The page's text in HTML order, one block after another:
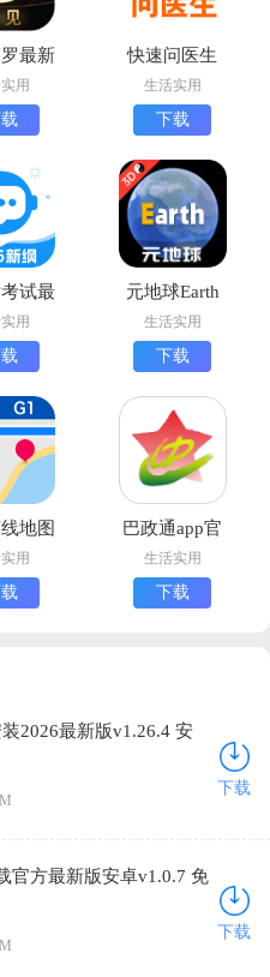
最新
载
用
快速问医生
app最新版
生活实用
下载
试最
载
用
元地球Earth
最新版下载
生活实用
下载
地图
新版
用
巴政通app官
方下载安卓版
生活实用
下载
2026最新版v1.26.4 安
下载
官方最新版安卓v1.0.7 免
下载